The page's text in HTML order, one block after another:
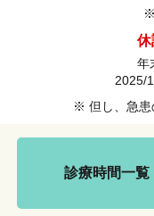
休
年
2025/
※ 但し、急患
診療時間一覧